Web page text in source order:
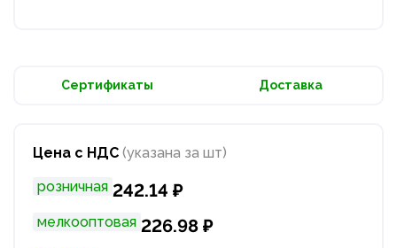
Сертификаты Доставка
Цена с НДС (указана за шт)
розничная 242.14 ₽
мелкооптовая 226.98 ₽